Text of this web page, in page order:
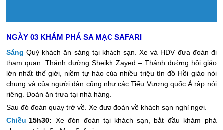
NGÀY 03 KHÁM PHÁ SA MẠC SAFARI
Sáng Quý khách ăn sáng tại khách sạn. Xe và HDV đưa đoàn đi
tham quan: Thánh đường Sheikh Zayed – Thánh đường hồi giáo
lớn nhất thế giới, niềm tự hào của nhiều triệu tín đồ Hồi giáo nói
chung và của người dân cũng như các Tiểu Vương quốc Ả rập nói
riêng. Đoàn ăn trưa tại nhà hàng.
Sau đó đoàn quay trở về. Xe đưa đoàn về khách sạn nghỉ ngơi.
Chiều 15h30: Xe đón đoàn tại khách sạn, bắt đầu khám phá